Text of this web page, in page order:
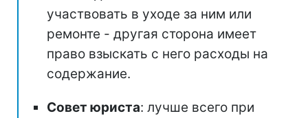
участвовать в уходе за ним или
ремонте - другая сторона имеет
право взыскать с него расходы на
содержание.
Совет юриста: лучше всего при